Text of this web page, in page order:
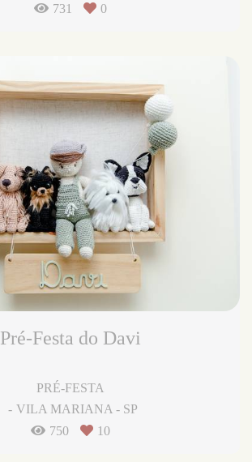
731
0
Pré-Festa do Davi
PRÉ-FESTA
VILA MARIANA - SP
750
10